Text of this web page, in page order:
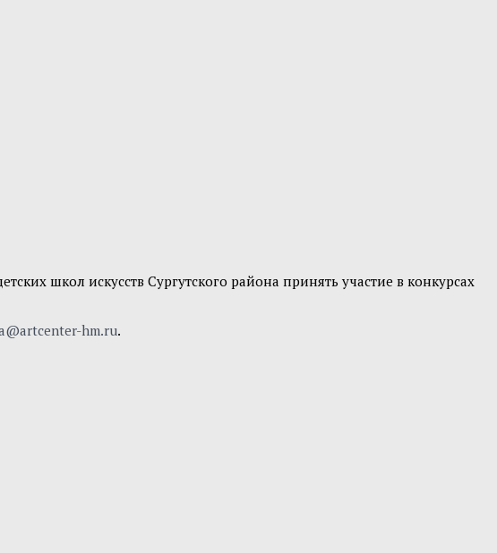
школ искусств Сургутского района принять участие в конкурсах
hm.ru.